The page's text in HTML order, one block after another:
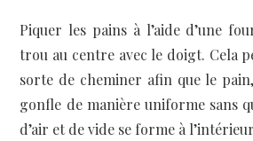
Piquer les pains à l’aide d’une
trou au centre avec le doigt. Cela
sorte de cheminer afin que le
gonfle de manière uniforme sans
d’air et de vide se forme à